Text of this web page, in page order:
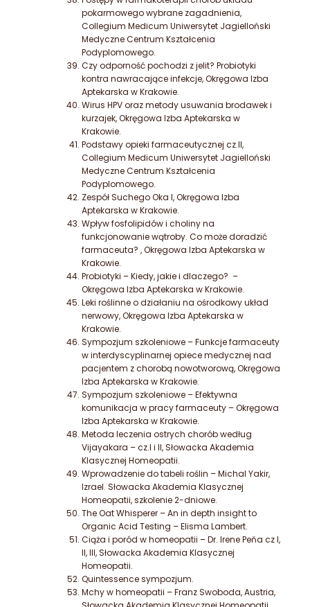
pokarmowego wybrane zagadnienia,
Collegium Medicum Uniwersytet Jagielloński
Medyczne Centrum Kształcenia
Podyplomowego.
Czy odporność pochodzi z jelit? Probiotyki
kontra nawracające infekcje, Okręgowa Izba
Aptekarska w Krakowie.
Wirus HPV oraz metody usuwania brodawek i
kurzajek, Okręgowa Izba Aptekarska w
Krakowie.
Podstawy opieki farmaceutycznej cz.II,
Collegium Medicum Uniwersytet Jagielloński
Medyczne Centrum Kształcenia
Podyplomowego.
Zespół Suchego Oka I, Okręgowa Izba
Aptekarska w Krakowie.
Wpływ fosfolipidów i choliny na
funkcjonowanie wątroby. Co może doradzić
farmaceuta? , Okręgowa Izba Aptekarska w
Krakowie.
Probiotyki – Kiedy, jakie i dlaczego? –
Okręgowa Izba Aptekarska w Krakowie.
Leki roślinne o działaniu na ośrodkowy układ
nerwowy, Okręgowa Izba Aptekarska w
Krakowie.
Sympozjum szkoleniowe – Funkcje farmaceuty
w interdyscyplinarnej opiece medycznej nad
pacjentem z chorobą nowotworową, Okręgowa
Izba Aptekarska w Krakowie.
Sympozjum szkoleniowe – Efektywna
komunikacja w pracy farmaceuty – Okręgowa
Izba Aptekarska w Krakowie.
Metoda leczenia ostrych chorób według
Vijayakara – cz.I i II, Słowacka Akademia
Klasycznej Homeopatii.
Wprowadzenie do tabeli roślin – Michal Yakir,
Izrael. Słowacka Akademia Klasycznej
Homeopatii, szkolenie 2-dniowe.
The Oat Whisperer – An in depth insight to
Organic Acid Testing – Elisma Lambert.
Ciąża i poród w homeopatii – Dr. Irene Peňa cz I,
II, III, Słowacka Akademia Klasycznej
Homeopatii.
Quintessence sympozjum.
Mchyw homeopatii – Franz Swoboda, Austria,